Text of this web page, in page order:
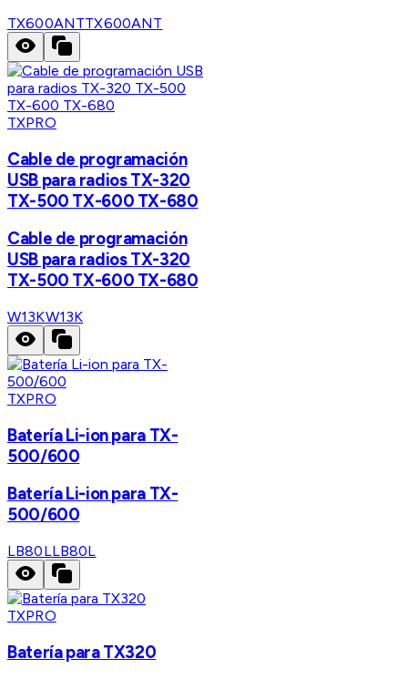
TX600ANTTX600ANT
TXPRO
Cable de programación
USB para radios TX-320
TX-500 TX-600 TX-680
Cable de programación
USB para radios TX-320
TX-500 TX-600 TX-680
W13KW13K
TXPRO
Batería Li-ion para TX-
500/600
Batería Li-ion para TX-
500/600
LB80LLB80L
TXPRO
Batería para TX320